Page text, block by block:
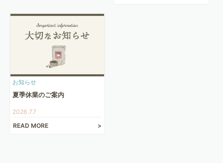
お知らせ
夏季休業のご案内
2026.7.7
READ MORE